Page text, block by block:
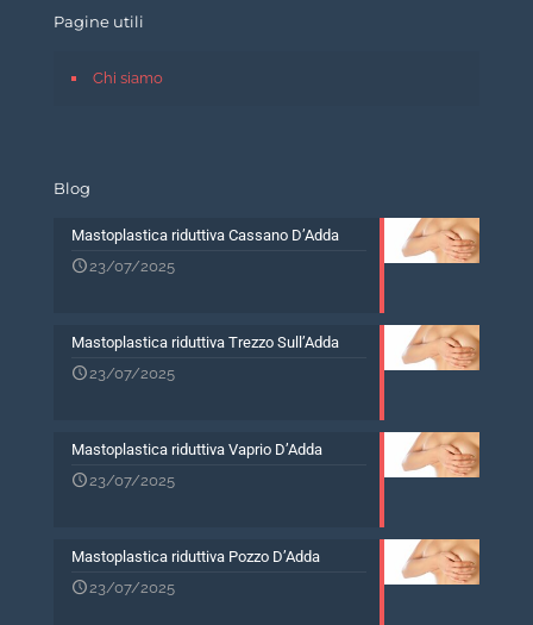
Pagine utili
Chi siamo
Blog
Mastoplastica riduttiva Cassano D’Adda
23/07/2025
Mastoplastica riduttiva Trezzo Sull’Adda
23/07/2025
Mastoplastica riduttiva Vaprio D’Adda
23/07/2025
Mastoplastica riduttiva Pozzo D’Adda
23/07/2025